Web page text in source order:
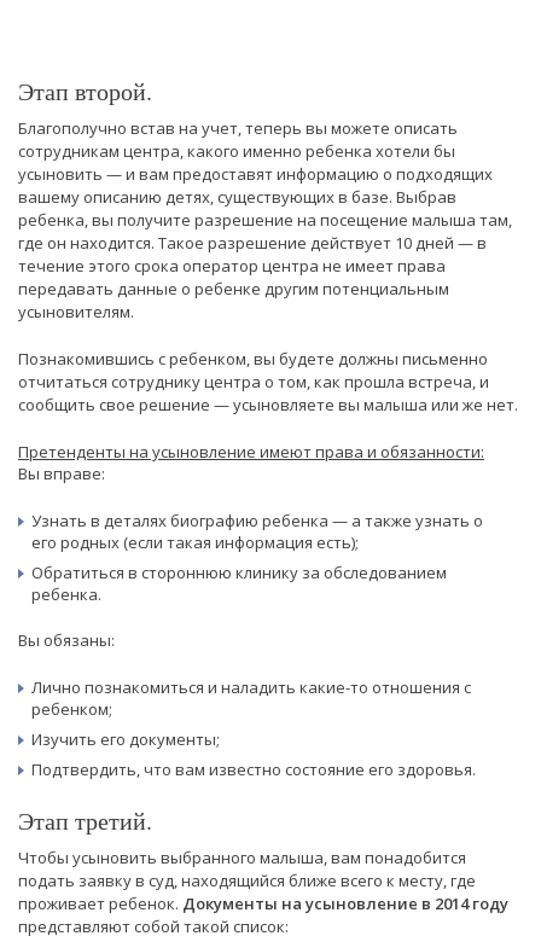
Этап второй.
Благополучно встав на учет, теперь вы можете описать
сотрудникам центра, какого именно ребенка хотели бы
усыновить — и вам предоставят информацию о подходящих
вашему описанию детях, существующих в базе. Выбрав
ребенка, вы получите разрешение на посещение малыша там,
где он находится. Такое разрешение действует 10 дней — в
течение этого срока оператор центра не имеет права
передавать данные о ребенке другим потенциальным
усыновителям.
Познакомившись с ребенком, вы будете должны письменно
отчитаться сотруднику центра о том, как прошла встреча, и
сообщить свое решение — усыновляете вы малыша или же нет.
Претенденты на усыновление имеют права и обязанности:
Вы вправе:
Узнать в деталях биографию ребенка — а также узнать о
его родных (если такая информация есть);
Обратиться в стороннюю клинику за обследованием
ребенка.
Вы обязаны:
Лично познакомиться и наладить какие-то отношения с
ребенком;
Изучить его документы;
Подтвердить, что вам известно состояние его здоровья.
Этап третий.
Чтобы усыновить выбранного малыша, вам понадобится
подать заявку в суд, находящийся ближе всего к месту, где
проживает ребенок. Документы на усыновление в 2014 году
представляют собой такой список: